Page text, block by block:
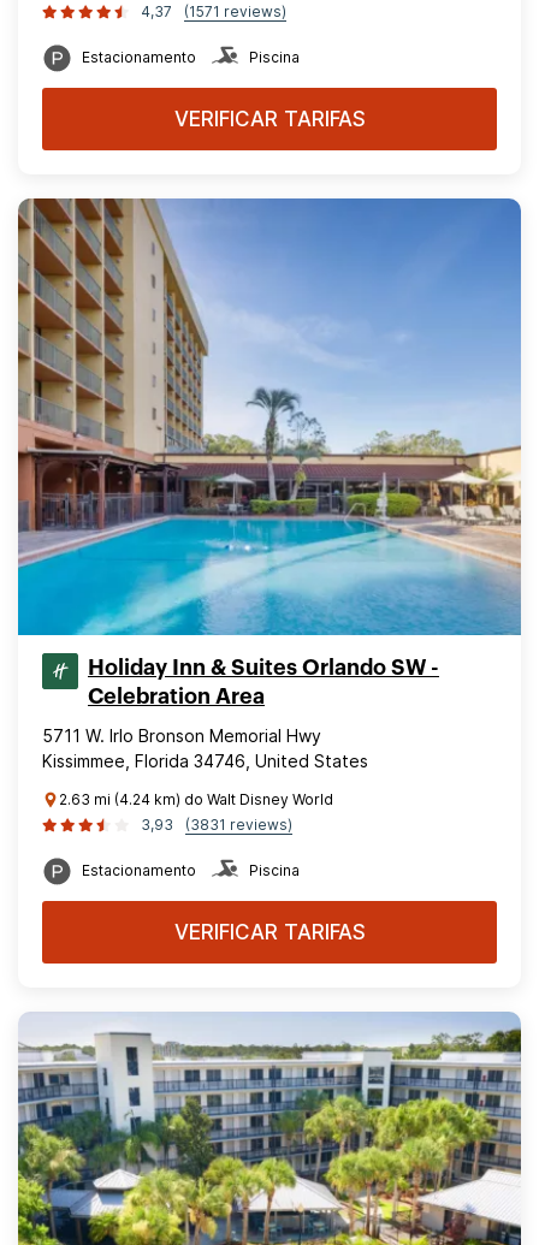
4,37
(1571 reviews)
Estacionamento Piscina
VERIFICAR TARIFAS
Holiday Inn & Suites Orlando SW -
Celebration Area
5711 W. Irlo Bronson Memorial Hwy
Kissimmee, Florida 34746, United States
2.63 mi (4.24 km) do Walt Disney World
3,93
(3831 reviews)
Estacionamento Piscina
VERIFICAR TARIFAS